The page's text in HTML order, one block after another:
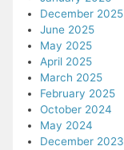
December 2025
June 2025
May 2025
April 2025
March 2025
February 2025
October 2024
May 2024
December 2023